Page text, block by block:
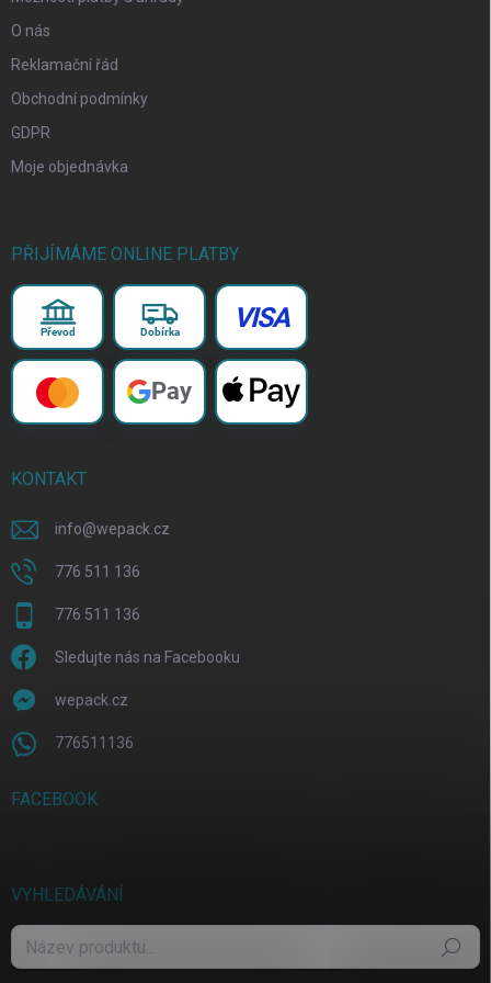
O nás
Reklamační řád
Obchodní podmínky
GDPR
Moje objednávka
PŘIJÍMÁME ONLINE PLATBY
Převod Dobírka VISA
Pay
KONTAKT
info@wepack.cz
776 511 136
776 511 136
Sledujte nás na Facebooku
wepack.cz
776511136
FACEBOOK
VYHLEDÁVÁNÍ
Hledat